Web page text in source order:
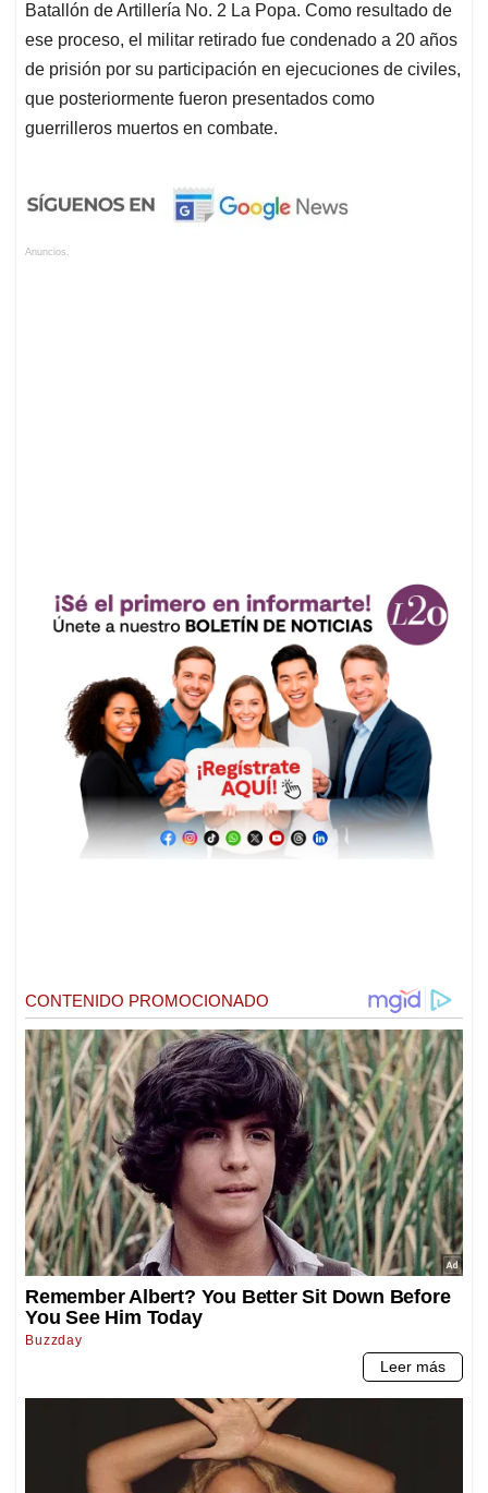
Batallón de Artillería No. 2 La Popa. Como resultado de
ese proceso, el militar retirado fue condenado a 20 años
de prisión por su participación en ejecuciones de civiles,
que posteriormente fueron presentados como
guerrilleros muertos en combate.
Anuncios.